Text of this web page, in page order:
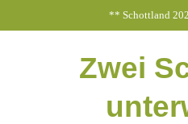
** Schottland
Zwei